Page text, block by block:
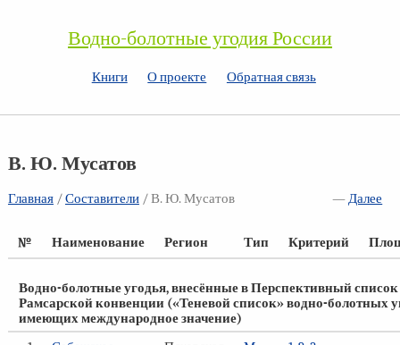
Водно-болотные угодия России
Книги О проекте Обратная связь
В. Ю. Мусатов
Главная/ —Далее
Составители/ В. Ю. Мусатов
№ Наименование Регион Тип Критерий
Водно-болотные угодья, внесённые в Перспективный список
Рамсарской конвенции («Теневой список» водно-болотных
имеющих международное значение)